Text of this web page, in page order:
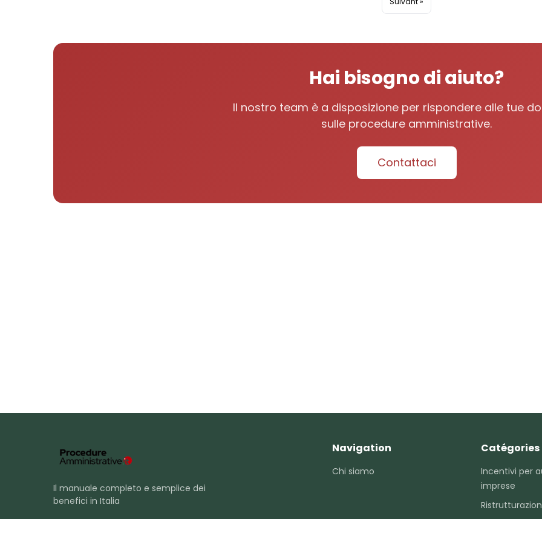
Hai bisogno di aiuto?
Il nostro team è a disposizione per rispondere alle tue
sulle procedure amministrative.
Contattaci
Il manuale completo e semplice dei
benefici in Italia
Navigation
Chi siamo
Catégories
Incentivi per
imprese